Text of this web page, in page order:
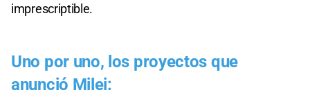
imprescriptible.
Uno por uno, los proyectos que
anunció Milei: